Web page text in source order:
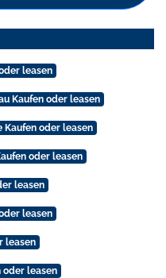
leasen
Kaufen oder leasen
Kaufen oder leasen
oder leasen
leasen
leasen
leasen
oder leasen